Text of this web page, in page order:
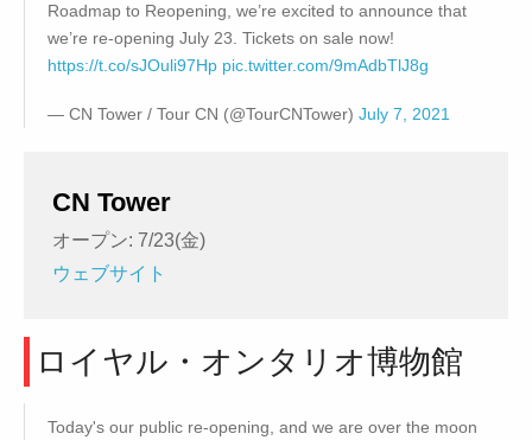
Roadmap to Reopening, we’re excited to announce that
we’re re-opening July 23. Tickets on sale now!
https://t.co/sJOuli97Hp pic.twitter.com/9mAdbTlJ8g
— CN Tower / Tour CN (@TourCNTower) July 7, 2021
CN Tower
オープン: 7/23(金)
ウェブサイト
ロイヤル・オンタリオ博物館
Today's our public re-opening, and we are over the moon